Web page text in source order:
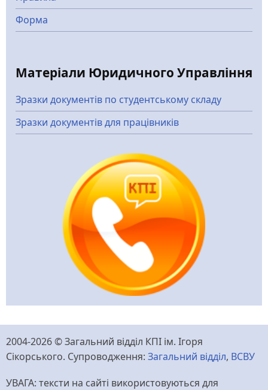
Форма
Матеріали Юридичного Управління
Зразки документів по студентському складу
Зразки документів для працівників
2004-2026 © Загальний відділ КПІ ім. Ігоря
Сікорського. Супроводження: Загальний відділ, ВСВУ
УВАГА: тексти на сайті використовуються для